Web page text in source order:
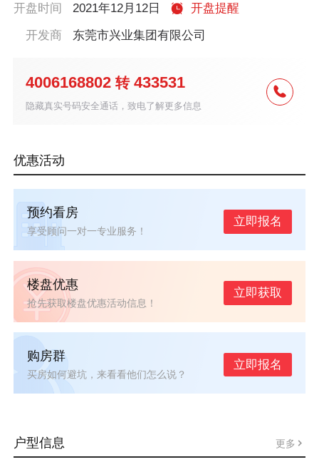
开盘时间
2021年12月12日
开盘提醒
开发商
东莞市兴业集团有限公司
4006168802 转 433531
隐藏真实号码安全通话，致电了解更多信息
优惠活动
预约看房
享受顾问一对一专业服务！
立即报名
楼盘优惠
抢先获取楼盘优惠活动信息！
立即获取
购房群
买房如何避坑，来看看他们怎么说？
立即报名
户型信息 更多